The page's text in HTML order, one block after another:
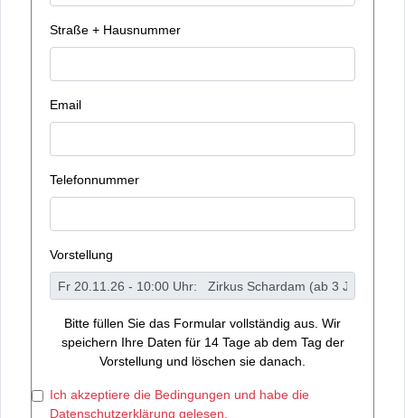
Straße + Hausnummer
Email
Telefonnummer
Vorstellung
Bitte füllen Sie das Formular vollständig aus. Wir
speichern Ihre Daten für 14 Tage ab dem Tag der
Vorstellung und löschen sie danach.
Ich akzeptiere die Bedingungen und habe die
Datenschutzerklärung gelesen.